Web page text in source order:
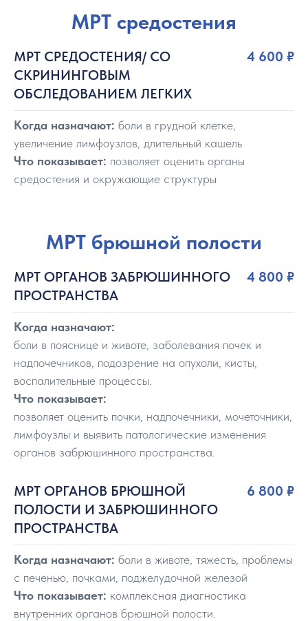
МРТ средостения
МРТ СРЕДОСТЕНИЯ/ СО
СКРИНИНГОВЫМ
ОБСЛЕДОВАНИЕМ ЛЕГКИХ
4 600 ₽
Когда назначают: боли в грудной клетке,
увеличение лимфоузлов, длительный кашель
Что показывает: позволяет оценить органы
средостения и окружающие структуры
МРТ брюшной полости
МРТ ОРГАНОВ ЗАБРЮШИННОГО
ПРОСТРАНСТВА
4 800 ₽
Когда назначают:
боли в пояснице и животе, заболевания почек и
надпочечников, подозрение на опухоли, кисты,
воспалительные процессы.
Что показывает:
позволяет оценить почки, надпочечники, мочеточники,
лимфоузлы и выявить патологические изменения
органов забрюшинного пространства.
МРТ ОРГАНОВ БРЮШНОЙ
ПОЛОСТИ И ЗАБРЮШИННОГО
ПРОСТРАНСТВА
6 800 ₽
Когда назначают: боли в животе, тяжесть, проблемы
с печенью, почками, поджелудочной железой
Что показывает: комплексная диагностика
внутренних органов брюшной полости.